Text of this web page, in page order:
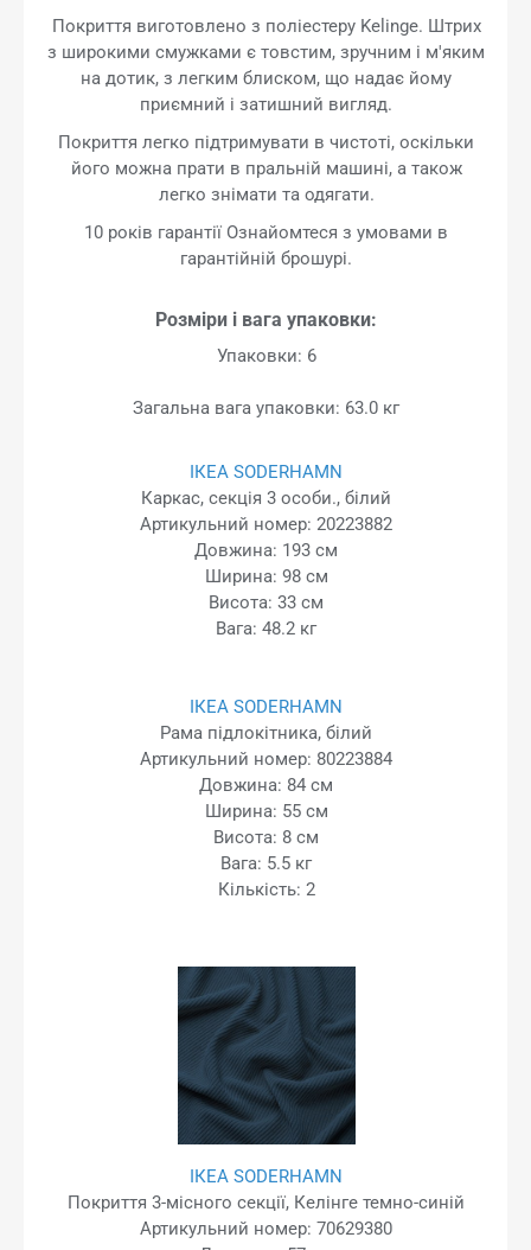
Покриття виготовлено з поліестеру Kelinge. Штрих
з широкими смужками є товстим, зручним і м'яким
на дотик, з легким блиском, що надає йому
приємний і затишний вигляд.
Покриття легко підтримувати в чистоті, оскільки
його можна прати в пральній машині, а також
легко знімати та одягати.
10 років гарантії Ознайомтеся з умовами в
гарантійній брошурі.
Розміри і вага упаковки:
Упаковки: 6
Загальна вага упаковки: 63.0 кг
ІКЕА SODERHAMN
Каркас, секція 3 особи., білий
Артикульний номер: 20223882
Довжина: 193 см
Ширина: 98 см
Висота: 33 см
Вага: 48.2 кг
ІКЕА SODERHAMN
Рама підлокітника, білий
Артикульний номер: 80223884
Довжина: 84 см
Ширина: 55 см
Висота: 8 см
Вага: 5.5 кг
Кількість: 2
ІКЕА SODERHAMN
Покриття 3-місного секції, Келінге темно-синій
Артикульний номер: 70629380